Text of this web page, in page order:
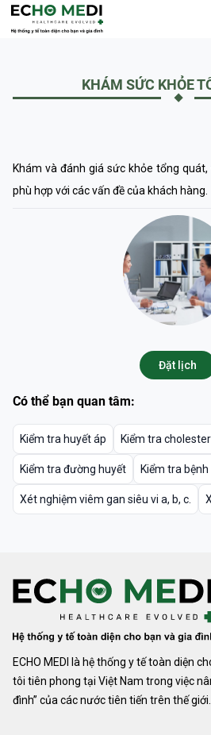
KHÁM SỨC KHỎE
Khám và đánh giá sức khỏe tổng
phù hợp với các vấn đề của khách hàng.
Đặt lịch
Có thể bạn quan tâm:
Kiểm tra huyết áp Kiểm tra
Kiểm tra đường huyết Kiểm tra
Xét nghiệm viêm gan siêu vi a, b, c.
ECHO MEDI là hệ thống y tế toàn diện
tôi tiên phong tại Việt Nam trong việc
đình” của các nước tiên tiến trên thế giới.